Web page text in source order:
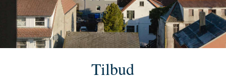
Tilbud